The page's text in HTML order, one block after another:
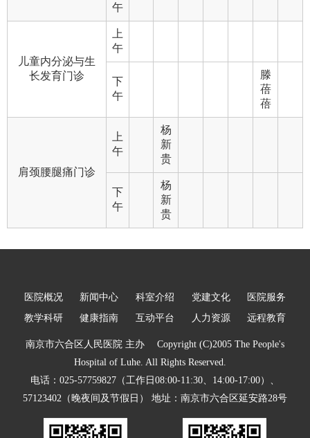
午
儿童内分泌与生
长发育门诊
上
午
下
午
滕
蓓
蓓
肩颈腰腿痛门诊
上
午
杨
新
贵
下
午
杨
新
贵
医院概况 新闻中心 科室介绍 党建文化
医院服务
教学科研
健康指南 互动平台 人力资源 远程教育
南京市六合区人民医院 主办 Copyright (C)2005 The People's
Hospital of Luhe. All Rights Reserved.
电话：025-57759827（工作日08:00-11:30、14:00-17:00）、
57123402（晚夜间及节假日） 地址：南京市六合区延安路28号